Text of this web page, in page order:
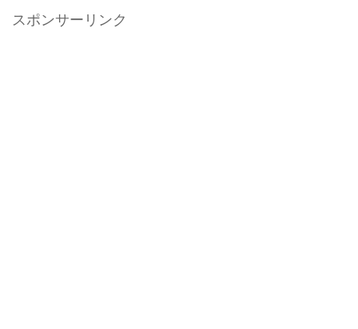
スポンサーリンク